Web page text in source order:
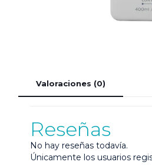
Valoraciones (0)
Reseñas
No hay reseñas todavía.
Únicamente los usuarios